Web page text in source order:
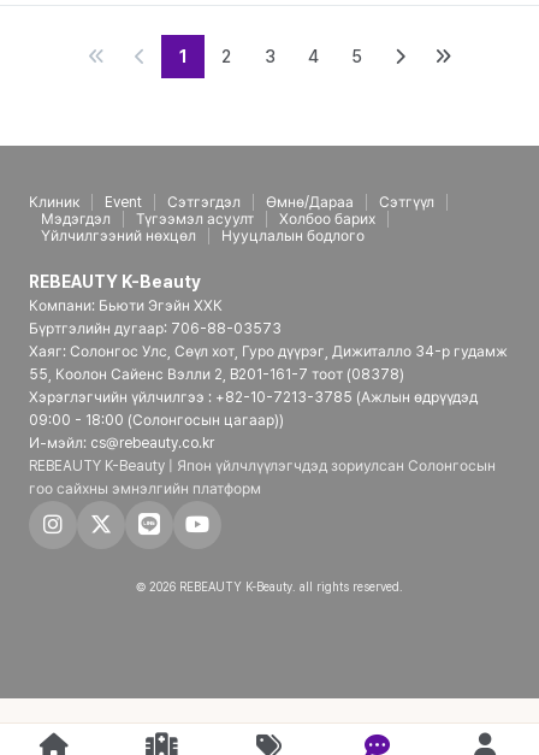
1 2 3 4 5
Клиник Event Сэтгэгдэл Өмнө/Дараа
Сэтгүүл
Мэдэгдэл
Түгээмэл асуулт
Холбоо барих
Үйлчилгээний нөхцөл
Нууцлалын бодлого
REBEAUTY K-Beauty
Компани: Бьюти Эгэйн ХХК
Бүртгэлийн дугаар: 706-88-03573
Хаяг: Солонгос Улс, Сөүл хот, Гуро дүүрэг, Дижиталло 34-р гудамж
55, Коолон Сайенс Вэлли 2, B201-161-7 тоот (08378)
Хэрэглэгчийн үйлчилгээ : +82-10-7213-3785 (Ажлын өдрүүдэд
09:00 - 18:00 (Солонгосын цагаар))
И-мэйл: cs@rebeauty.co.kr
REBEAUTY K-Beauty | Япон үйлчлүүлэгчдэд зориулсан Солонгосын
гоо сайхны эмнэлгийн платформ
© 2026 REBEAUTY K-Beauty. all rights reserved.